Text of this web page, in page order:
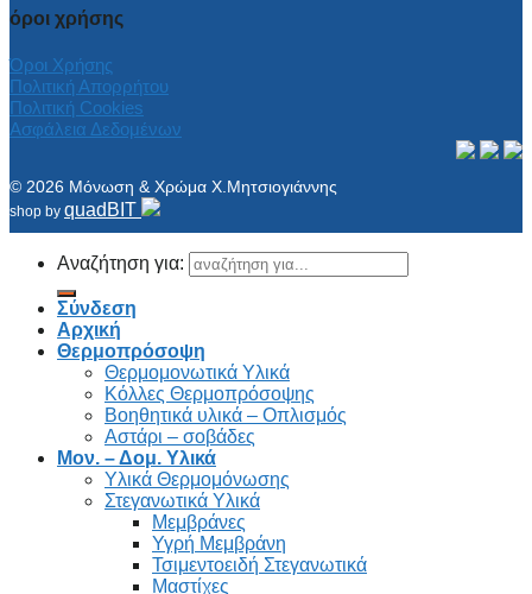
όροι χρήσης
Όροι Χρήσης
Πολιτική Απορρήτου
Πολιτική Cookies
Ασφάλεια Δεδομένων
© 2026 Μόνωση & Χρώμα Χ.Μητσιογιάννης
shop by quadBIT
Αναζήτηση για:
Σύνδεση
Αρχική
Θερμοπρόσοψη
Θερμομονωτικά Υλικά
Κόλλες Θερμοπρόσοψης
Βοηθητικά υλικά – Οπλισμός
Αστάρι – σοβάδες
Μον. – Δομ. Υλικά
Υλικά Θερμομόνωσης
Στεγανωτικά Υλικά
Μεμβράνες
Υγρή Μεμβράνη
Τσιμεντοειδή Στεγανωτικά
Μαστίχες